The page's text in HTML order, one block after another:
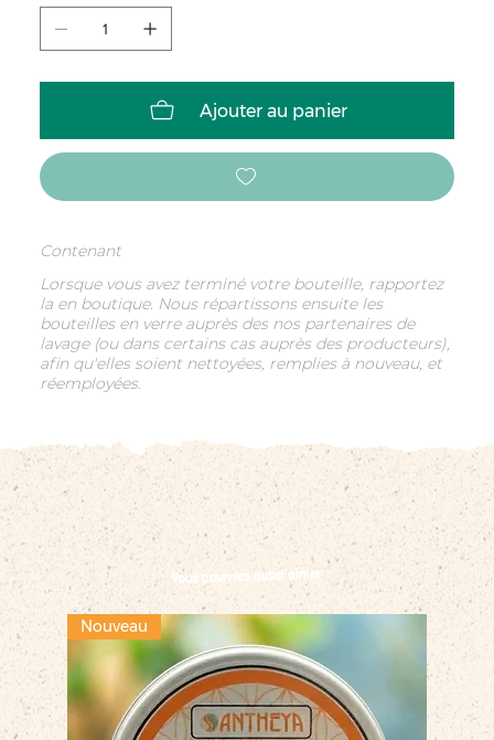
Ajouter au panier
Contenant
Lorsque vous avez terminé votre bouteille, rapportez
la en boutique. Nous répartissons ensuite les
bouteilles en verre auprès des nos partenaires de
lavage (ou dans certains cas auprès des producteurs),
afin qu'elles soient nettoyées, remplies à nouveau, et
réemployées.
Vous pourriez aussi aimer
Nouveau